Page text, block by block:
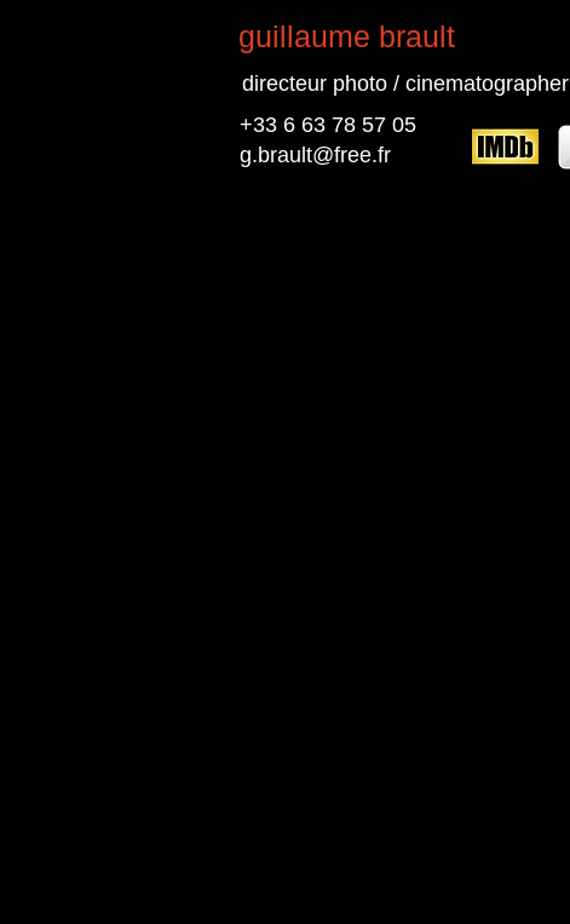
guillaume brault
directeur photo / cinematographer
+33 6 63 78 57 05
g.brault@free.fr